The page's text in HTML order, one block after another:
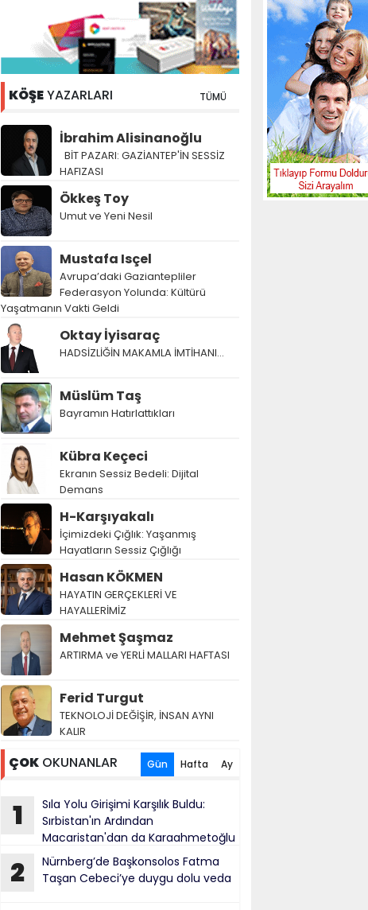
KÖŞEYAZARLARI TÜMÜ
İbrahim Alisinanoğlu
BİT PAZARI: GAZİANTEP'İN SESSİZ
HAFIZASI
Ökkeş Toy
Umut ve Yeni Nesil
Mustafa Isçel
Avrupa’daki Gaziantepliler
Federasyon Yolunda: Kültürü
Yaşatmanın Vakti Geldi
Oktay İyisaraç
HADSİZLİĞİN MAKAMLA İMTİHANI…
Müslüm Taş
Bayramın Hatırlattıkları
Kübra Keçeci
Ekranın Sessiz Bedeli: Dijital
Demans
H-Karşıyakalı
İçimizdeki Çığlık: Yaşanmış
Hayatların Sessiz Çığlığı
Hasan KÖKMEN
HAYATIN GERÇEKLERİ VE
HAYALLERİMİZ
Mehmet Şaşmaz
ARTIRMA ve YERLİ MALLARI HAFTASI
Ferid Turgut
TEKNOLOJİ DEĞİŞİR, İNSAN AYNI
KALIR
ÇOK OKUNANLAR Gün Hafta Ay
1
Sıla Yolu Girişimi Karşılık Buldu:
Sırbistan'ın Ardından
Macaristan'dan da Karaahmetoğlu
ve Ahmetović'e Resmî Yanıt Geldi
2
Nürnberg’de Başkonsolos Fatma
Taşan Cebeci’ye duygu dolu veda